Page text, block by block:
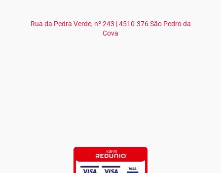
Rua da Pedra Verde, nº 243 | 4510-376 São Pedro da
Cova